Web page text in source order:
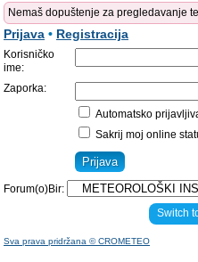
Nemaš dopuštenje za pregledavanje
Prijava • Registracija
Korisničko
ime:
Zaporka:
Automatsko
Sakrij moj online
Forum(o)Bir:
Switch
Sva prava pridržana © CROMETEO